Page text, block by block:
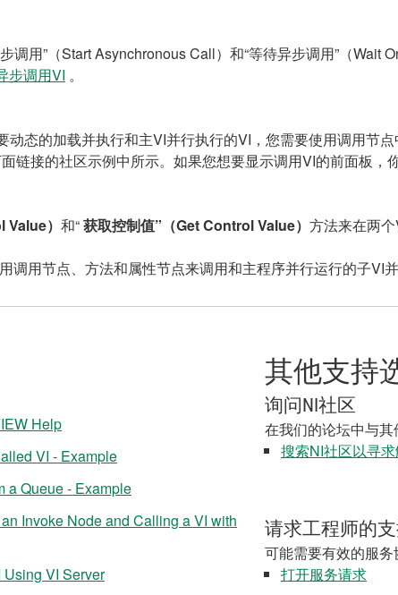
调用”（Start Asynchronous Call）和“等待异步调用”（
步调用VI 。
态的加载并执行和主VI并行执行的VI，您需要使用调用节
链接的社区示例中所示。如果您想要显示调用VI的前面板，
Value） 和“获取控制值”（Get Control Value） 方法来在两个
用节点、方法和属性节点来调用和主程序并行运行的子VI并
Help
VI - Example
a Queue - Example
Invoke Node and Calling a VI with
VI Server
其他支持
询问NI社区
在我们的论坛中与
搜索NI社区以寻
请求工程师的
可能需要有效的服
打开服务请求